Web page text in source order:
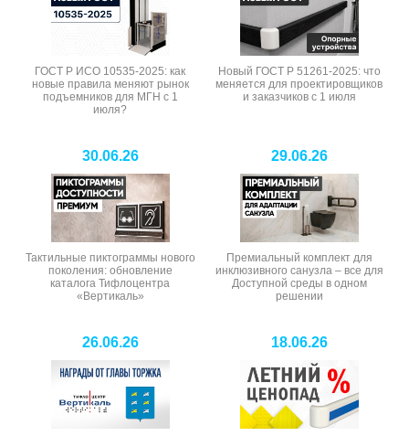
ГОСТ Р ИСО 10535-2025: как
новые правила меняют рынок
подъемников для МГН с 1
июля?
Новый ГОСТ Р 51261-2025: что
меняется для проектировщиков
и заказчиков с 1 июля
30.06.26
Тактильные пиктограммы нового
поколения: обновление
каталога Тифлоцентра
«Вертикаль»
29.06.26
Премиальный комплект для
инклюзивного санузла – все для
Доступной среды в одном
решении
26.06.26 18.06.26